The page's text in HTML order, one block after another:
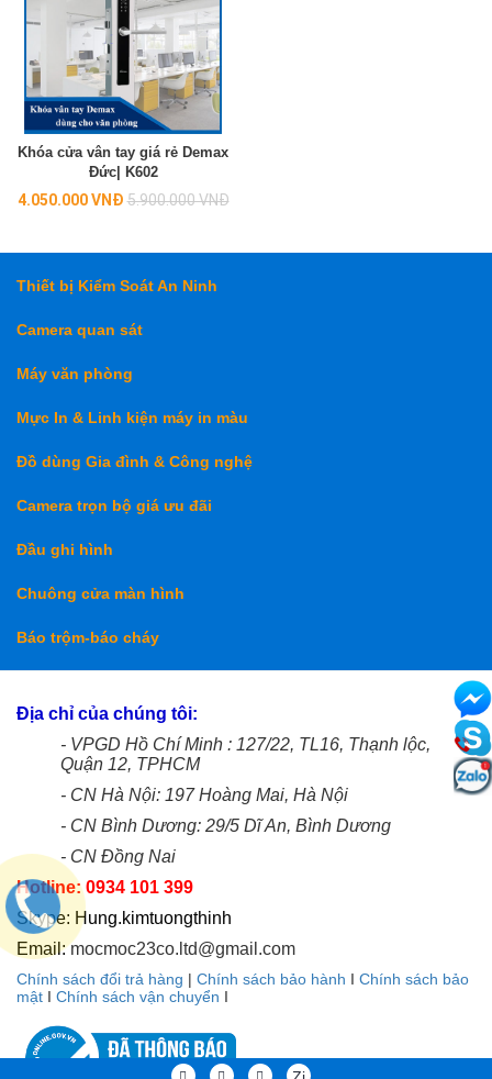
Khóa cửa vân tay giá rẻ Demax
Đức| K602
4.050.000 VNĐRegular
5.900.000 VNĐ
Thiết bị Kiểm Soát An Ninh
Camera quan sát
Máy văn phòng
Mực In & Linh kiện máy in màu
Đồ dùng Gia đình & Công nghệ
Camera trọn bộ giá ưu đãi
Đầu ghi hình
Chuông cửa màn hình
Báo trộm-báo cháy
Địa chỉ của chúng tôi:
- VPGD Hồ Chí Minh : 127/22, TL16, Thạnh lộc,
Quận 12, TPHCM
- CN Hà Nội: 197 Hoàng Mai, Hà Nội
- CN Bình Dương: 29/5 Dĩ An, Bình Dương
- CN Đồng Nai
Hotline: 0934 101 399
Skype: Hung.kimtuongthinh
Email:mocmoc23co.ltd@gmail.com
Chính sách đổi trả hàng | Chính sách bảo hành I Chính sách bảo
mật I Chính sách vận chuyển I